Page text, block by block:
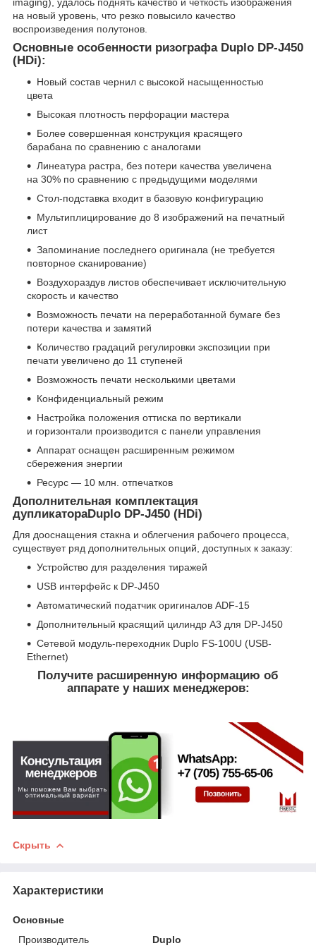
на новый уровень, что резко повысило качество
воспроизведения полутонов.
Основные особенности ризографа Duplo DP-J450
(HDi):
Новый состав чернил с высокой насыщенностью
цвета
Высокая плотность перфорации мастера
Более совершенная конструкция красящего
барабана по сравнению с аналогами
Линеатура растра, без потери качества увеличена
на 30% по сравнению с предыдущими моделями
Стол-подставка входит в базовую конфигурацию
Мультиплицирование до 8 изображений на печатный
лист
Запоминание последнего оригинала (не требуется
повторное сканирование)
Воздухораздув листов обеспечивает исключительную
скорость и качество
Возможность печати на переработанной бумаге без
потери качества и замятий
Количество градаций регулировки экспозиции при
печати увеличено до 11 ступеней
Возможность печати несколькими цветами
Конфиденциальный режим
Настройка положения оттиска по вертикали
и горизонтали производится с панели управления
Аппарат оснащен расширенным режимом
сбережения энергии
Ресурс — 10 млн. отпечатков
Дополнительная комплектация
дупликатораDuplo DP-J450 (HDi)
Для дооснащения стакна и облегчения рабочего процесса,
существует ряд дополнительных опций, доступных к заказу:
Устройство для разделения тиражей
USB интерфейс к DP-J450
Автоматический податчик оригиналов ADF-15
Дополнительный красящий цилиндр А3 для DP-J450
Сетевой модуль-переходник Duplo FS-100U (USB-
Ethernet)
Получите расширенную информацию об
аппарате у наших менеджеров:
Скрыть
Характеристики
Основные
Производитель
Duplo